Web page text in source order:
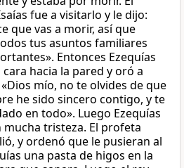
fue a visitarlo y le dijo:
que vas a morir, así que
tus asuntos familiares
Entonces Ezequías
hacia la pared y oró a
mío, no te olvides de que
he sido sincero contigo, y te
en todo». Luego Ezequías
mucha tristeza. El profeta
y ordenó que le pusieran al
una pasta de higos en la